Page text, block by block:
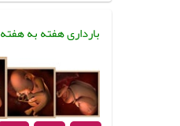
بارداری هفته به هفته